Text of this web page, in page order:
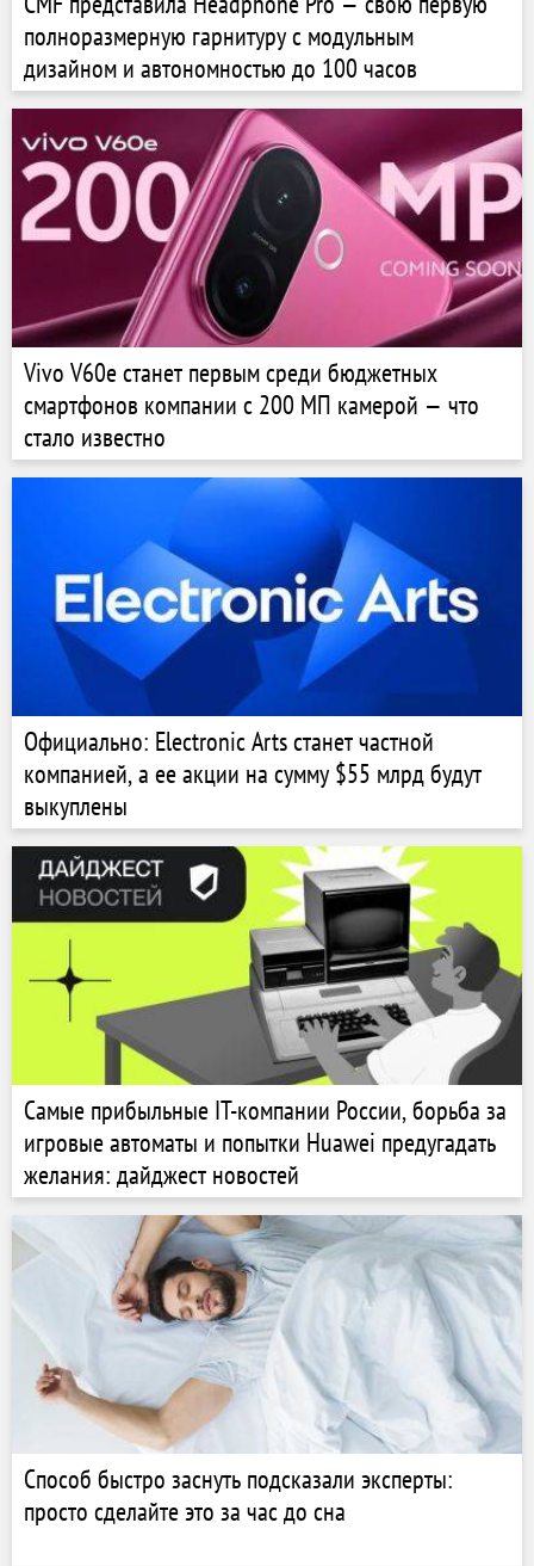
полноразмерную гарнитуру с модульным
дизайном и автономностью до 100 часов
Vivo V60e станет первым среди бюджетных
смартфонов компании с 200 МП камерой — что
стало известно
Официально: Electronic Arts станет частной
компанией, а ее акции на сумму $55 млрд будут
выкуплены
Самые прибыльные IT-компании России, борьба за
игровые автоматы и попытки Huawei предугадать
желания: дайджест новостей
Способ быстро заснуть подсказали эксперты:
просто сделайте это за час до сна